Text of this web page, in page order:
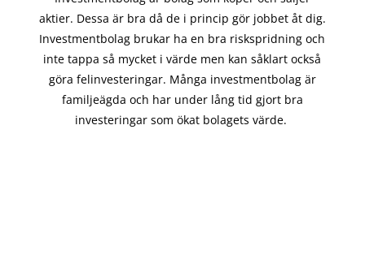
aktier. Dessa är bra då de i princip görjobbet åt dig.
Investmentbolag brukar ha en bra riskspridning och
inte tappa så mycket i värde men kan såklart också
göra felinvesteringar. Många investmentbolag är
familjeägda och har under lång tid gjort bra
investeringar som ökat bolagets värde.